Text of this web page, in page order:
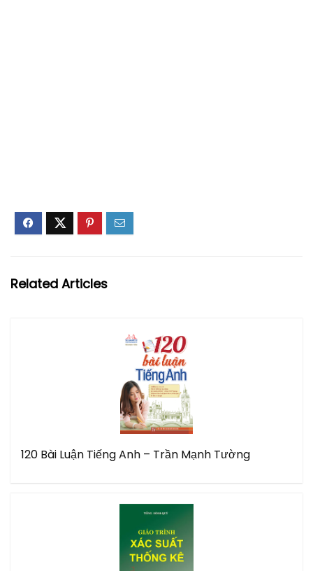
Related Articles
120 Bài Luận Tiếng Anh – Trần Mạnh Tường